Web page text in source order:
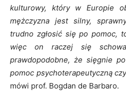
kulturowy, który w Europie
mężczyzna jest silny,
trudno zgłosić się po pomoc,
więc on raczej się
prawdopodobne, że sięgnie
pomoc psychoterapeutyczną
mówi prof. Bogdan de Barbaro.